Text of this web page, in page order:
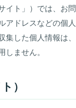
イト」）では、お問
アドレスなどの個人
集した個人情報は、
しません。
）